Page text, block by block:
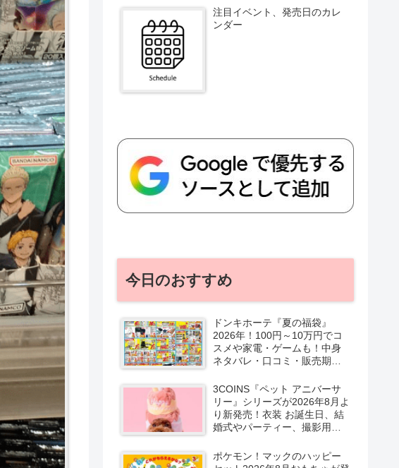
注目イベント、発売日のカレ
ンダー
今日のおすすめ
ドンキホーテ『夏の福袋』
2026年！100円～10万円でコ
スメや家電・ゲームも！中身
ネタバレ・口コミ・販売期
3COINS『ペット アニバーサ
リー』シリーズが2026年8月よ
り新発売！衣装 お誕生日、結
婚式やパーティー、撮影用グ
ポケモン！マックのハッピー